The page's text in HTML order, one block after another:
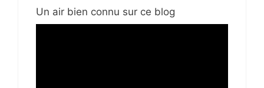
Un air bien connu sur ce blog